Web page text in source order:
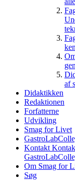
af
Didaktikken
Redaktionen
Forfatterne
Udvikling
Smag for Livet
Kontakt
Om Smag for
Søg